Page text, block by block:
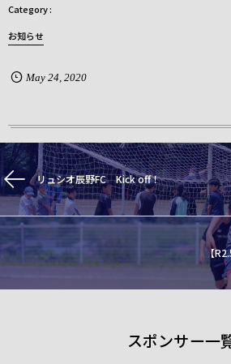
お知らせ
May 24, 2020
リュシオ辰野FC Kick off！
【
スポンサー一